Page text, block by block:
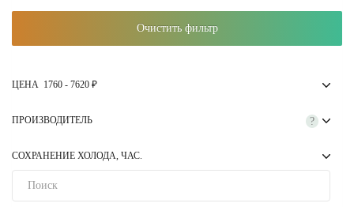
Очистить фильтр
ЦЕНА 1760 - 7620 ₽
?
ПРОИЗВОДИТЕЛЬ
СОХРАНЕНИЕ ХОЛОДА, ЧАС.